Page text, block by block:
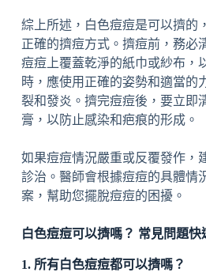
綜上所述，白色痘痘是可以擠的
正確的擠痘方式。擠痘前，務必
痘痘上覆蓋乾淨的紙巾或紗布，
時，應使用正確的姿勢和適當的
裂和發炎。擠完痘痘後，要立即
膏，以防止感染和疤痕的形成。
如果痘痘情況嚴重或反覆發作，
診治。醫師會根據痘痘的具體情
案，幫助您擺脫痘痘的困擾。
白色痘痘可以擠嗎？ 常見問題快
1. 所有白色痘痘都可以擠嗎？